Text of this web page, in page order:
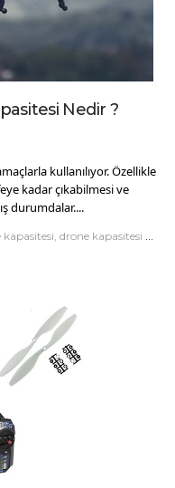
Nedir ?
kullanılıyor. Özellikle
kadar çıkabilmesi ve
durumdalar....